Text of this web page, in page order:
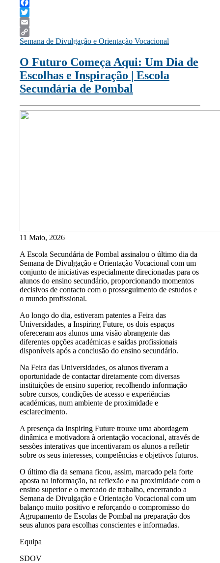
Facebook
Twitter
Email
Copy
Semana de Divulgação e Orientação Vocacional
O Futuro Começa Aqui: Um Dia de
Escolhas e Inspiração | Escola
Secundária de Pombal
11 Maio, 2026
A Escola Secundária de Pombal assinalou o último dia da
Semana de Divulgação e Orientação Vocacional com um
conjunto de iniciativas especialmente direcionadas para os
alunos do ensino secundário, proporcionando momentos
decisivos de contacto com o prosseguimento de estudos e
o mundo profissional.
Ao longo do dia, estiveram patentes a Feira das
Universidades, a Inspiring Future, os dois espaços
ofereceram aos alunos uma visão abrangente das
diferentes opções académicas e saídas profissionais
disponíveis após a conclusão do ensino secundário.
Na Feira das Universidades, os alunos tiveram a
oportunidade de contactar diretamente com diversas
instituições de ensino superior, recolhendo informação
sobre cursos, condições de acesso e experiências
académicas, num ambiente de proximidade e
esclarecimento.
A presença da Inspiring Future trouxe uma abordagem
dinâmica e motivadora à orientação vocacional, através de
sessões interativas que incentivaram os alunos a refletir
sobre os seus interesses, competências e objetivos futuros.
O último dia da semana ficou, assim, marcado pela forte
aposta na informação, na reflexão e na proximidade com o
ensino superior e o mercado de trabalho, encerrando a
Semana de Divulgação e Orientação Vocacional com um
balanço muito positivo e reforçando o compromisso do
Agrupamento de Escolas de Pombal na preparação dos
seus alunos para escolhas conscientes e informadas.
Equipa
SDOV